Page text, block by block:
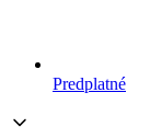
Predplatné